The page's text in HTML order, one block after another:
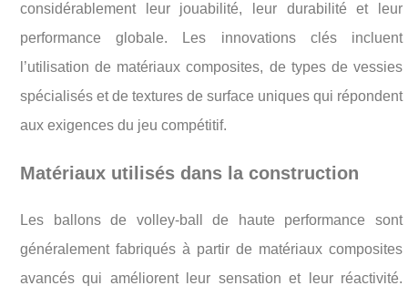
considérablement leur jouabilité, leur durabilité et leur
performance globale. Les innovations clés incluent
l’utilisation de matériaux composites, de types de vessies
spécialisés et de textures de surface uniques qui répondent
aux exigences du jeu compétitif.
Matériaux utilisés dans la construction
Les ballons de volley-ball de haute performance sont
généralement fabriqués à partir de matériaux composites
avancés qui améliorent leur sensation et leur réactivité.